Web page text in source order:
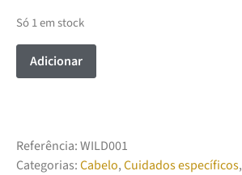
Só 1 em stock
Adicionar
Referência:WILD001
Categorias:Cabelo,Cuidados específicos,